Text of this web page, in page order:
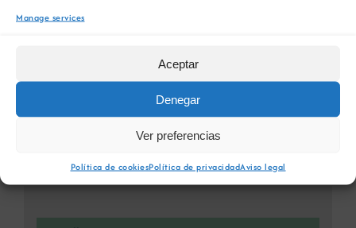
Manage services
Aceptar
Denegar
Ver preferencias
Política de cookiesPolítica de privacidadAviso legal
Encontros co
Data límite de recepción de Resúmenes
de Comunicacións VII Congreso Nacional